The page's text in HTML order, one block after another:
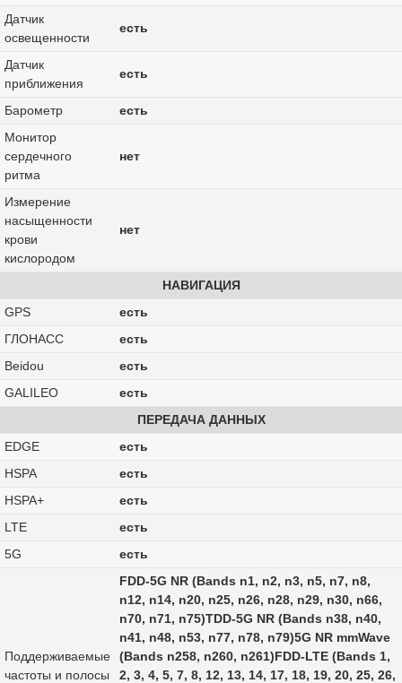
Датчик
освещенности
есть
Датчик
приближения
есть
Барометр
есть
Монитор
сердечного
ритма
нет
Измерение
насыщенности
крови
кислородом
нет
НАВИГАЦИЯ
GPS
есть
ГЛОНАСС
есть
Beidou
есть
GALILEO
есть
ПЕРЕДАЧА ДАННЫХ
EDGE
есть
HSPA
есть
HSPA+
есть
LTE
есть
5G
есть
Поддерживаемые
частоты и полосы
FDD‑5G NR (Bands n1, n2, n3, n5, n7, n8,
n12, n14, n20, n25, n26, n28, n29, n30, n66,
n70, n71, n75)TDD‑5G NR (Bands n38, n40,
n41, n48, n53, n77, n78, n79)5G NR mmWave
(Bands n258, n260, n261)FDD‑LTE (Bands 1,
2, 3, 4, 5, 7, 8, 12, 13, 14, 17, 18, 19, 20, 25, 26,